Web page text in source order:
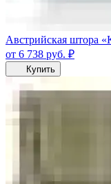
Австрийская штора
от 6 738 руб. ₽
Купить